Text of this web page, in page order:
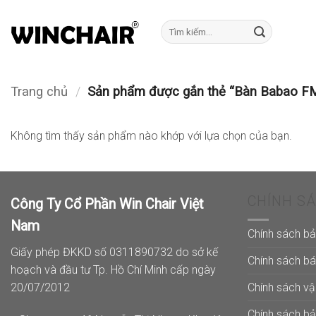
qua
Tìm
kiếm:
Trang chủ / Sản phẩm được gắn thẻ “Bàn Babao
Không tìm thấy sản phẩm nào khớp với lựa chọn của bạn.
Công Ty Cổ Phần Win Chair Việt
Nam
Giấy phép ĐKKD số 0311890732 do sở kế
hoạch và đầu tư Tp. Hồ Chí Minh cấp ngày
20/07/2012
Chính sách
Chính sách
Chính sách